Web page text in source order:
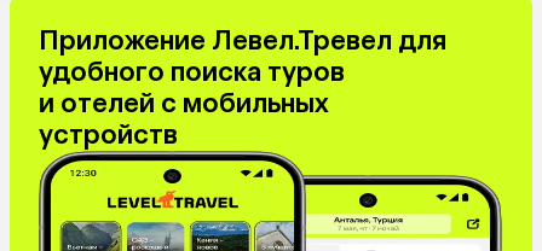
Приложение Левел.Тревел для
удобного поиска туров
и отелей с мобильных
устройств